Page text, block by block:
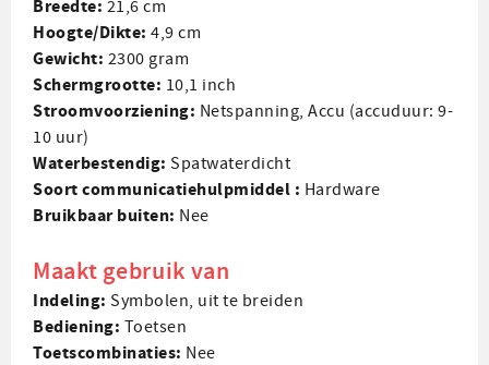
Breedte: 21,6 cm
Hoogte/Dikte: 4,9 cm
Gewicht: 2300 gram
Scherm­grootte: 10,1 inch
Stroom­voorziening: Netspanning, Accu (accuduur: 9-
10 uur)
Water­bestendig: Spatwaterdicht
Soort communicatie­hulpmiddel : Hardware
Bruikbaar buiten: Nee
Maakt gebruik van
Indeling: Symbolen, uit te breiden
Bediening: Toetsen
Toets­combinaties: Nee